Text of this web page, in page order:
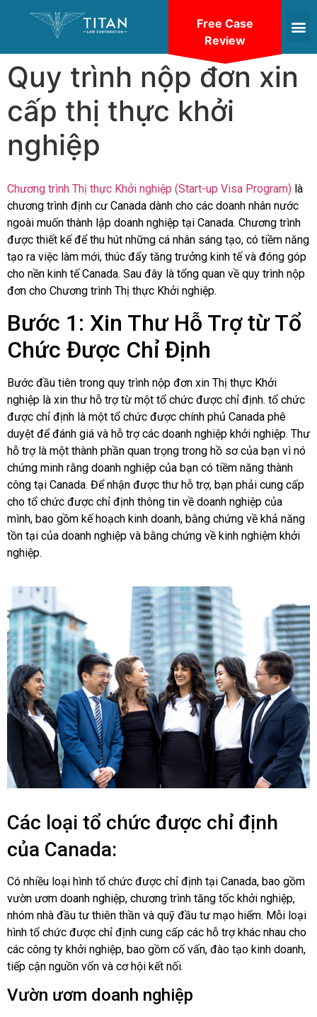
Quy trình nộp đơn xin
cấp thị thực khởi
nghiệp
Chương trình Thị thực Khởi nghiệp (Start-up Visa Program) là
chương trình định cư Canada dành cho các doanh nhân nước
ngoài muốn thành lập doanh nghiệp tại Canada. Chương trình
được thiết kế để thu hút những cá nhân sáng tạo, có tiềm năng
tạo ra việc làm mới, thúc đẩy tăng trưởng kinh tế và đóng góp
cho nền kinh tế Canada. Sau đây là tổng quan về quy trình nộp
đơn cho Chương trình Thị thực Khởi nghiệp.
Bước 1: Xin Thư Hỗ Trợ từ Tổ
Chức Được Chỉ Định
Bước đầu tiên trong quy trình nộp đơn xin Thị thực Khởi
nghiệp là xin thư hỗ trợ từ một tổ chức được chỉ định. tổ chức
được chỉ định là một tổ chức được chính phủ Canada phê
duyệt để đánh giá và hỗ trợ các doanh nghiệp khởi nghiệp. Thư
hỗ trợ là một thành phần quan trọng trong hồ sơ của bạn vì nó
chứng minh rằng doanh nghiệp của bạn có tiềm năng thành
công tại Canada. Để nhận được thư hỗ trợ, bạn phải cung cấp
cho tổ chức được chỉ định thông tin về doanh nghiệp của
mình, bao gồm kế hoạch kinh doanh, bằng chứng về khả năng
tồn tại của doanh nghiệp và bằng chứng về kinh nghiệm khởi
nghiệp.
Các loại tổ chức được chỉ định
của Canada:
Có nhiều loại hình tổ chức được chỉ định tại Canada, bao gồm
vườn ươm doanh nghiệp, chương trình tăng tốc khởi nghiệp,
nhóm nhà đầu tư thiên thần và quỹ đầu tư mạo hiểm. Mỗi loại
hình tổ chức được chỉ định cung cấp các hỗ trợ khác nhau cho
các công ty khởi nghiệp, bao gồm cố vấn, đào tạo kinh doanh,
tiếp cận nguồn vốn và cơ hội kết nối.
Vườn ươm doanh nghiệp
Free Case
Review